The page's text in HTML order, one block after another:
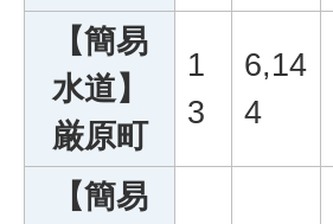
【簡易
水道】
厳原町
1
3
6,14
4
【簡易